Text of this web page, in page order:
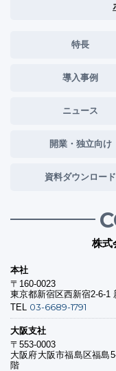
特長
導入事例
ニュース
開業・独立向け
資料ダウンロード
株式
本社
〒160-0023
東京都新宿区西新宿2-6-1
TEL 03-6689-1791
大阪支社
〒553-0003
大阪府大阪市福島区福島
階